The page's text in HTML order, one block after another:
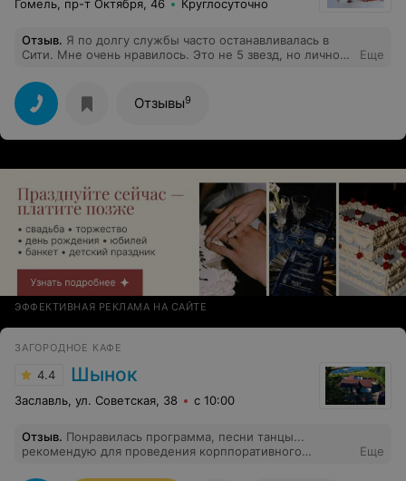
Гомель, пр-т Октября, 46 Круглосуточно
Отзыв. Я по долгу службы часто останавливалась в
Сити. Мне очень нравилось. Это не 5 звезд, но лично
Шампуни у меня всегда были, все чисто и аккуратно.
Завтраки по будним дням - более чем. Персонал
крайне вежлив. Татьяна и вторая девушка (не помню
имени) на ресепшн всегда подскажут, как проехать в
нужное мне место. Были пару раз неприятные
спецобслуживание, но если мы просили, то нас в баре
всегда кормили.
Еще
Отзывы9
ЭФФЕКТИВНАЯ РЕКЛАМА НА САЙТЕ
ЗАГОРОДНОЕ КАФЕ
4.4 Шынок
Заславль, ул. Советская, 38 с 10:00
Отзыв. Понравилась программа, песни танцы...
рекомендую для проведения корппоративного
Еще